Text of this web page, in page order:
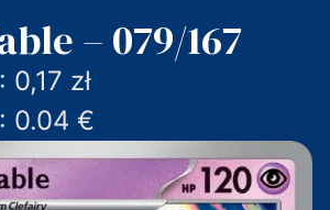
– 079/167
zł
0.04 €